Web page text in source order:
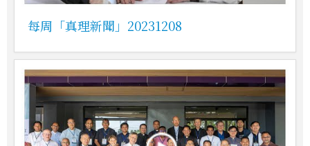
每周「真理新聞」20231208